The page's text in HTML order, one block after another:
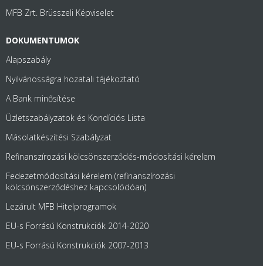
MFB Zrt. Brüsszeli Képviselet
DOKUMENTUMOK
Alapszabály
Nyilvánosságra hozatali tájékoztató
A Bank minősítése
Üzletszabályzatok és Kondíciós Lista
Másolatkészítési Szabályzat
Refinanszírozási kölcsönszerződés-módosítási kérelem
Fedezetmódosítási kérelem (refinanszírozási
kölcsönszerződéshez kapcsolódóan)
Lezárult MFB Hitelprogramok
EU-s Forrású Konstrukciók 2014-2020
EU-s Forrású Konstrukciók 2007-2013